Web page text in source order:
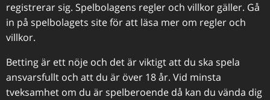
registrerar sig. Spelbolagens regler och villkor gäller. Gå
in på spelbolagets site för att läsa mer om regler och
villkor.
Betting är ett nöje och det är viktigt att du ska spela
ansvarsfullt och att du är över 18 år. Vid minsta
tveksamhet om du är spelberoende då kan du vända dig